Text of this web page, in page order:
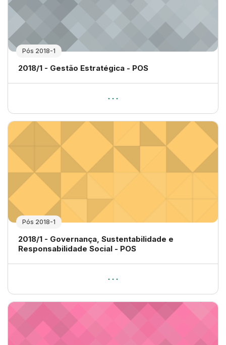
Pós 2018-1
Nome da disciplina
2018/1 - Gestão Estratégica - POS
Pós 2018-1
Nome da disciplina
2018/1 - Governança, Sustentabilidade e
Responsabilidade Social - POS